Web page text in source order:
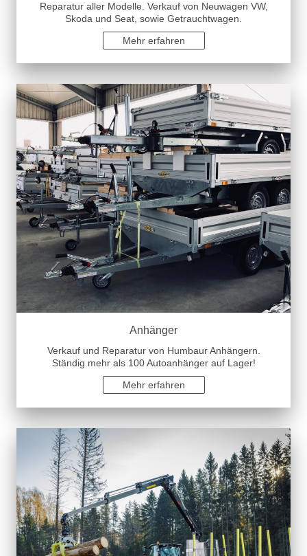
Reparatur aller Modelle. Verkauf von Neuwagen VW,
Skoda und Seat, sowie Getrauchtwagen.
Mehr erfahren
Anhänger
Verkauf und Reparatur von Humbaur Anhängern.
Ständig mehr als 100 Autoanhänger auf Lager!
Mehr erfahren